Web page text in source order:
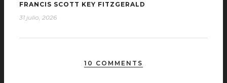
FRANCIS SCOTT KEY FITZGERALD
31 julio, 2026
10 COMMENTS